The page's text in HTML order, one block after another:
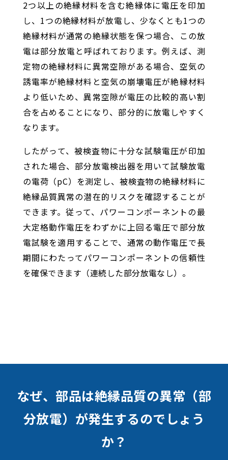
2つ以上の絶縁材料を含む絶縁体に電圧を印加
し、1つの絶縁材料が放電し、少なくとも1つの
絶縁材料が通常の絶縁状態を保つ場合、この放
電は部分放電と呼ばれております。例えば、測
定物の絶縁材料に異常空隙がある場合、空気の
誘電率が絶縁材料と空気の崩壊電圧が絶縁材料
より低いため、異常空隙が電圧の比較的高い割
合を占めることになり、部分的に放電しやすく
なります。
したがって、被検査物に十分な試験電圧が印加
された場合、部分放電検出器を用いて試験放電
の電荷（pC）を測定し、被検査物の絶縁材料に
絶縁品質異常の潜在的リスクを確認することが
できます。従って、パワーコンポーネントの最
大定格動作電圧をわずかに上回る電圧で部分放
電試験を適用することで、通常の動作電圧で長
期間にわたってパワーコンポーネントの信頼性
を確保できます（連続した部分放電なし）。
なぜ、部品は絶縁品質の異常（部
分放電）が発生するのでしょう
か？